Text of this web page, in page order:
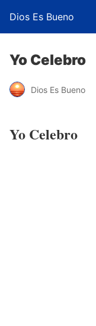
Dios Es Bueno
Yo Celebro
Dios Es Bueno
Yo Celebro